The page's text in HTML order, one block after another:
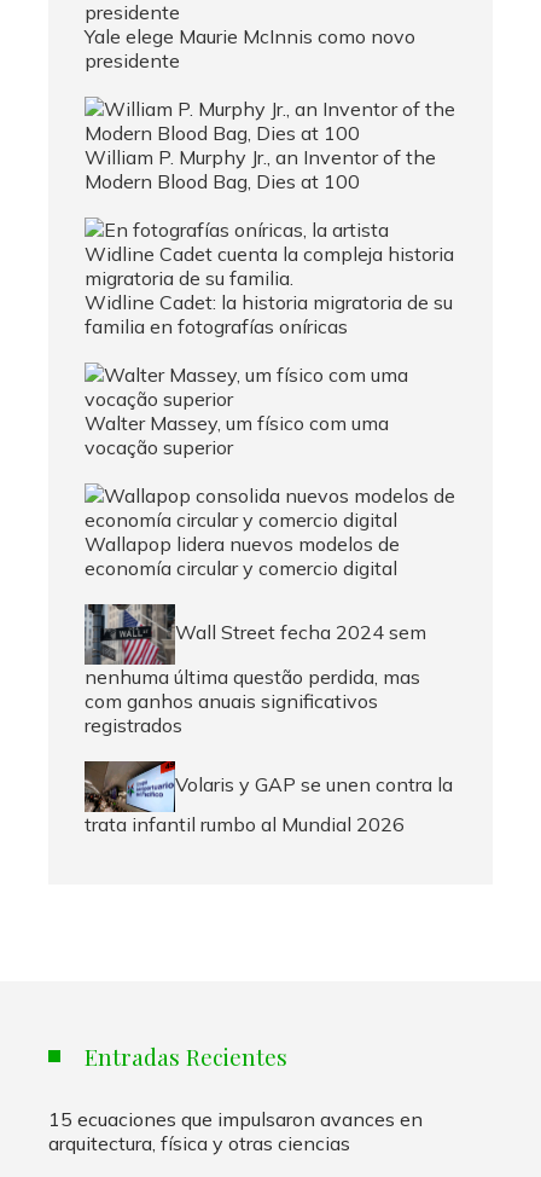
Yale elege Maurie McInnis como novo
presidente
William P. Murphy Jr., an Inventor of the
Modern Blood Bag, Dies at 100
Widline Cadet: la historia migratoria de su
familia en fotografías oníricas
Walter Massey, um físico com uma
vocação superior
Wallapop lidera nuevos modelos de
economía circular y comercio digital
Wall Street fecha 2024 sem
nenhuma última questão perdida, mas
com ganhos anuais significativos
registrados
Volaris y GAP se unen contra la
trata infantil rumbo al Mundial 2026
Entradas Recientes
15 ecuaciones que impulsaron avances en
arquitectura, física y otras ciencias